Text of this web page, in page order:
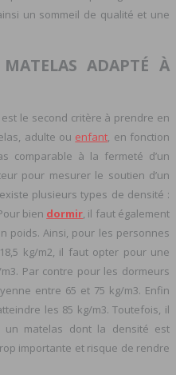
un sommeil de qualité et une
MATELAS ADAPTÉ À
le second critère à prendre en
adulte ou enfant , en fonction
comparable à la fermeté d’un
pour mesurer le soutien d’un
plusieurs types de densité :
bien dormir , il faut également
poids. Ainsi, pour les personnes
kg/m2, il faut opter pour une
Par contre pour les dormeurs
entre 65 et 75 kg/m3. Enfin
les 85 kg/m3. Toutefois, il
un matelas dont la densité est
importante et risque de rendre